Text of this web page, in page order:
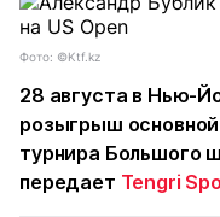
Фото: ©Ktf.kz
28 августа в Нью-
розыгрыш
турнира Большого
передает Tengri